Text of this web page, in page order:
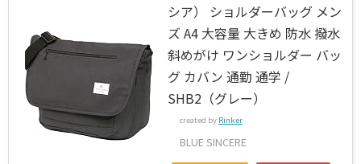
シア） ショルダーバッグ メン
ズ A4 大容量 大きめ 防水 撥水
斜めがけ ワンショルダー バッ
グ カバン 通勤 通学 /
SHB2（グレー）
created by Rinker
BLUE SINCERE